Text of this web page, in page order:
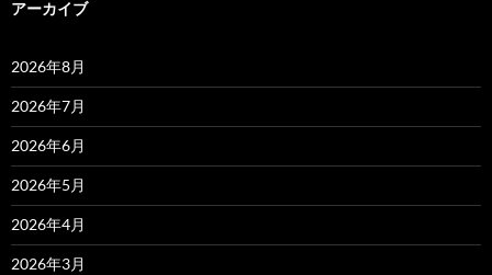
アーカイブ
2026年8月
2026年7月
2026年6月
2026年5月
2026年4月
2026年3月